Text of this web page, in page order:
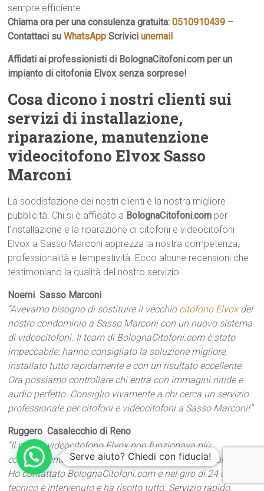
sempre efficiente.
Chiama ora per una consulenza gratuita:0510910439 –
Contattaci suWhatsApp Scriviciunemail
Affidati ai professionisti di BolognaCitofoni.com per un
impianto di citofonia Elvox senza sorprese!
Cosa dicono i nostri clienti sui
servizi di installazione,
riparazione, manutenzione
videocitofono Elvox Sasso
Marconi
La soddisfazione dei nostri clienti è la nostra migliore
pubblicità. Chi si è affidato a BolognaCitofoni.com per
l’installazione e la riparazione di citofoni e videocitofoni
Elvox a Sasso Marconi apprezza la nostra competenza,
professionalità e tempestività. Ecco alcune recensioni che
testimoniano la qualità del nostro servizio.
Noemi  Sasso Marconi
“Avevamo bisogno di sostituire il vecchio citofono Elvoxdel
nostro condominio a Sasso Marconi con un nuovo sistema
di videocitofoni. Il team di BolognaCitofoni.com è stato
impeccabile: hanno consigliato la soluzione migliore,
installato tutto rapidamente e con un risultato eccellente.
Ora possiamo controllare chi entra con immagini nitide e
audio perfetto. Consiglio vivamente a chi cerca un servizio
professionale per citofoni e videocitofoni a Sasso Marconi!”
Ruggero  Casalecchio di Reno
“Il nostro videocitofono Elvox non funzionava più
correttamente, limmagine era sfocata e laudio disturbato.
Ho contattato BolognaCitofoni.com e nel giro di 24 ore un
tecnico è intervenuto e ha risolto tutto. Servizio rapido,
Serve aiuto? Chiedi con fiducia!